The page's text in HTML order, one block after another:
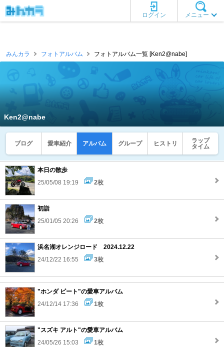
メニュー
ログイン
みんカラ フォトアルバム フォトアルバム一覧 [Ken2@nabe]
Ken2@nabe
ブログ 愛車紹介 アルバム グループ ヒストリ
ラップ
タイム
本日の散歩
25/05/08 19:19
2枚
初詣
25/01/05 20:26
2枚
浜名湖オレンジロード 2024.12.22
24/12/22 16:55
3枚
"ホンダ ビート"の愛車アルバム
24/12/14 17:36
1枚
"スズキ アルト"の愛車アルバム
24/05/26 15:03
1枚